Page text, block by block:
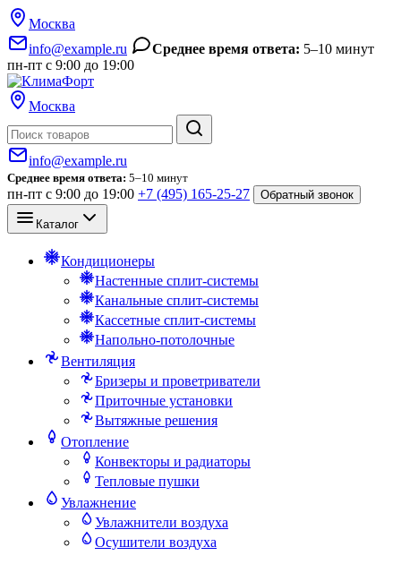
Москва
info@example.ru
Среднее время ответа: 5–10 минут
пн-пт с 9:00 до 19:00
Москва
info@example.ru
Среднее время ответа: 5–10 минут
пн-пт с 9:00 до 19:00 +7 (495) 165-25-27 Обратный звонок
Каталог
Кондиционеры
Настенные сплит-системы
Канальные сплит-системы
Кассетные сплит-системы
Напольно-потолочные
Вентиляция
Бризеры и проветриватели
Приточные установки
Вытяжные решения
Отопление
Конвекторы и радиаторы
Тепловые пушки
Увлажнение
Увлажнители воздуха
Осушители воздуха